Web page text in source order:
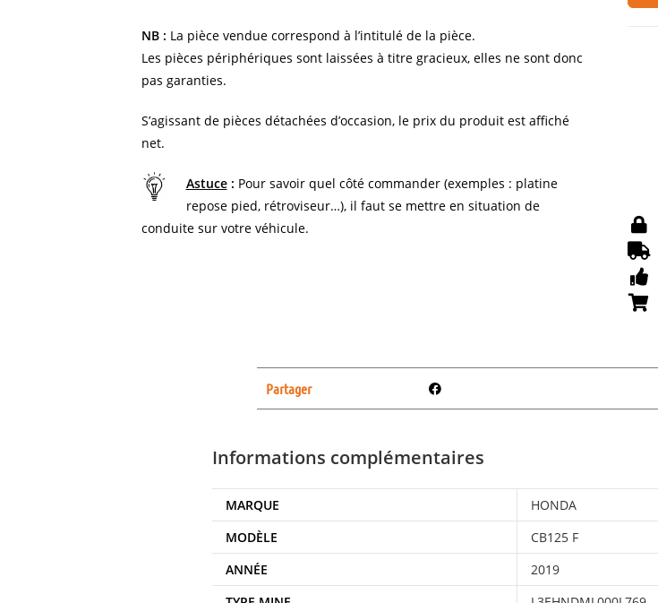
NB : La pièce vendue correspond à l’intitulé de la pièce.
Les pièces périphériques sont laissées à titre gracieux, elles ne sont donc
pas garanties.
S’agissant de pièces détachées d’occasion, le prix du produit est affiché
net.
Astuce: Pour savoir quel côté commander (exemples : platine
repose pied, rétroviseur…), il faut se mettre en situation de
conduite sur votre véhicule.
Partager
Informations complémentaires
MARQUE
HONDA
MODÈLE
CB125 F
ANNÉE
2019